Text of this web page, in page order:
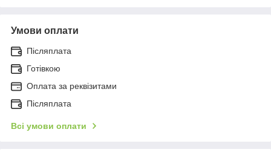
Умови оплати
Післяплата
Готівкою
Оплата за реквізитами
Післяплата
Всі умови оплати